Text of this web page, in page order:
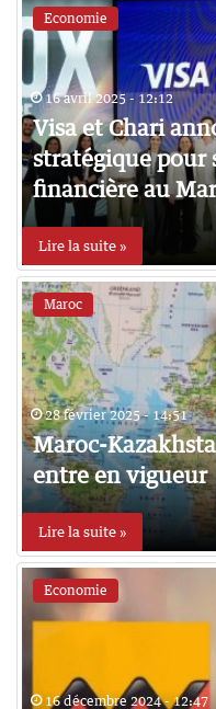
Economie
16 avril 2025 - 12:12
Visa et Chari
stratégique pour
financière au
Lire la suite »
Maroc
28 février 2025 - 14:51
Maroc-
entre en vigueur
Lire la suite »
Economie
16 décembre 2024 - 12:47